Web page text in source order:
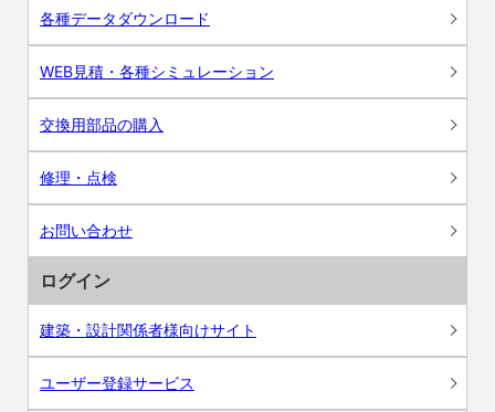
各種データダウンロード
WEB見積・各種シミュレーション
交換用部品の購入
修理・点検
お問い合わせ
ログイン
建築・設計関係者様向けサイト
ユーザー登録サービス